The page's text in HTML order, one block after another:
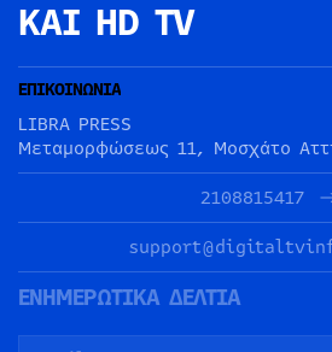
ΚΑΙ HD TV
ΕΠΙΚΟΙΝΩΝΙΑ
LIBRA PRESS
Μεταμορφώσεως 11, Μοσχάτο
2108815417
ΕΝΗΜΕΡΩΤΙΚΑ ΔΕΛΤΙΑ